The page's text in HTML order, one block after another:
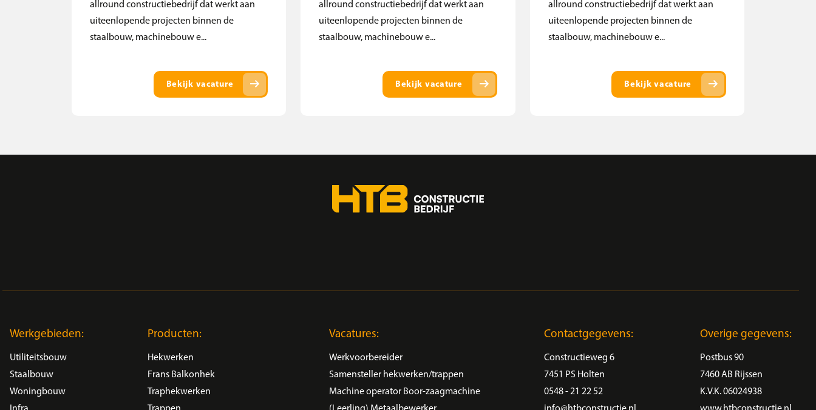
allround constructiebedrijf dat werkt aan
uiteenlopende projecten binnen de
staalbouw, machinebouw e...
Bekijk vacature arrow_right_alt
allround constructiebedrijf dat werkt aan
uiteenlopende projecten binnen de
staalbouw, machinebouw e...
Bekijk vacature arrow_right_alt
allround constructiebedrijf dat werkt aan
uiteenlopende projecten binnen de
staalbouw, machinebouw e...
Bekijk vacature arrow_right_alt
Werkgebieden:
Utiliteitsbouw
Staalbouw
Woningbouw
Producten:
Hekwerken
Frans Balkonhek
Traphekwerken
Vacatures:
Werkvoorbereider
Samensteller hekwerken/trappen
Machine operator Boor-zaagmachine
Contactgegevens:
Constructieweg 6
7451 PS Holten
0548 - 21 22 52
Overige gegevens:
Postbus 90
7460 AB Rijssen
K.V.K. 06024938